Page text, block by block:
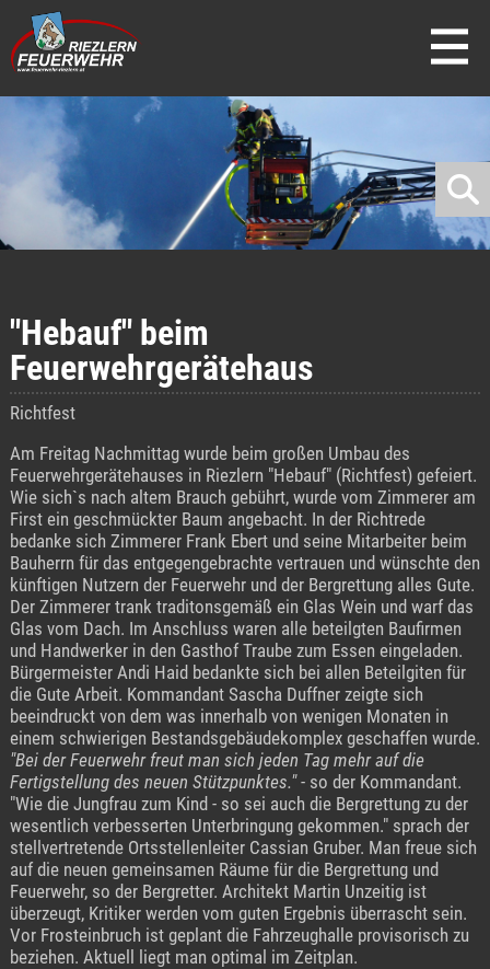
direkt zur Navigation
direkt zum Inhalt
"Hebauf" beim
Feuerwehrgerätehaus
Richtfest
Am Freitag Nachmittag wurde beim großen Umbau des
Feuerwehrgerätehauses in Riezlern "Hebauf" (Richtfest) gefeiert.
Wie sich`s nach altem Brauch gebührt, wurde vom Zimmerer am
First ein geschmückter Baum angebacht. In der Richtrede
bedanke sich Zimmerer Frank Ebert und seine Mitarbeiter beim
Bauherrn für das entgegengebrachte vertrauen und wünschte den
künftigen Nutzern der Feuerwehr und der Bergrettung alles Gute.
Der Zimmerer trank traditonsgemäß ein Glas Wein und warf das
Glas vom Dach. Im Anschluss waren alle beteilgten Baufirmen
und Handwerker in den Gasthof Traube zum Essen eingeladen.
Bürgermeister Andi Haid bedankte sich bei allen Beteilgiten für
die Gute Arbeit. Kommandant Sascha Duffner zeigte sich
beeindruckt von dem was innerhalb von wenigen Monaten in
einem schwierigen Bestandsgebäudekomplex geschaffen wurde.
"Bei der Feuerwehr freut man sich jeden Tag mehr auf die
Fertigstellung des neuen Stützpunktes."- so der Kommandant.
"Wie die Jungfrau zum Kind - so sei auch die Bergrettung zu der
wesentlich verbesserten Unterbringung gekommen." sprach der
stellvertretende Ortsstellenleiter Cassian Gruber. Man freue sich
auf die neuen gemeinsamen Räume für die Bergrettung und
Feuerwehr, so der Bergretter. Architekt Martin Unzeitig ist
überzeugt, Kritiker werden vom guten Ergebnis überrascht sein.
Vor Frosteinbruch ist geplant die Fahrzeughalle provisorisch zu
beziehen. Aktuell liegt man optimal im Zeitplan.